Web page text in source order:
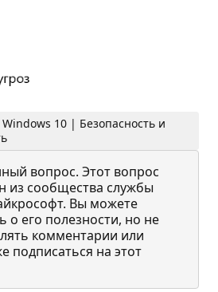
10 | Безопасность и
вопрос. Этот вопрос
из сообщества службы
Вы можете
о его полезности, но не
комментарии или
подписаться на этот